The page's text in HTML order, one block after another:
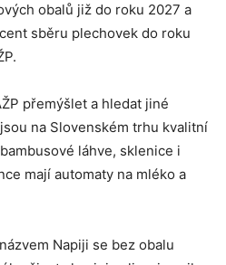
obalů již do roku 2027 a
sběru plechovek do roku
přemýšlet a hledat jiné
na Slovenském trhu kvalitní
láhve, sklenice i
mají automaty na mléko a
Napiji se bez obalu